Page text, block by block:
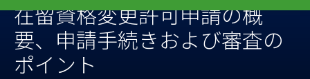
n
在留資格変更許可申請の概
要、申請手続きおよび審査の
ポイント